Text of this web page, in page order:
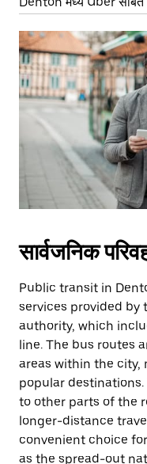
सार्वजनिक
Public transit in
services provided by
authority, which
line. The bus routes
areas within the city,
popular
to other parts of the
longer-distance
convenient choice
as the spread-out